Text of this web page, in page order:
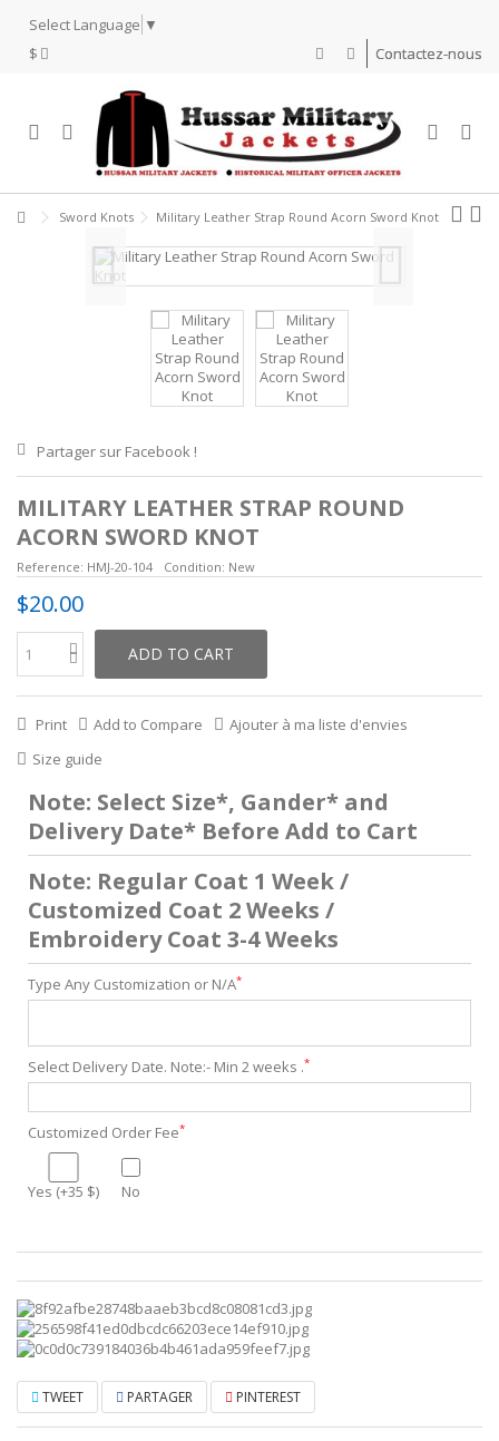
Select Language ▼
$
Contactez-nous
Sword Knots Military Leather Strap Round Acorn Sword Knot
Partager sur Facebook !
MILITARY LEATHER STRAP ROUND
ACORN SWORD KNOT
Reference: HMJ-20-104 Condition: New
$20.00
ADD TO CART
Print Add to Compare
Ajouter à ma liste d'envies
Size guide
Note: Select Size*, Gander* and
Delivery Date* Before Add to Cart
Note: Regular Coat 1 Week /
Customized Coat 2 Weeks /
Embroidery Coat 3-4 Weeks
Type Any Customization or N/A*
Select Delivery Date. Note:- Min 2 weeks .*
Customized Order Fee*
Yes (+35 $) No
TWEET PARTAGER PINTEREST